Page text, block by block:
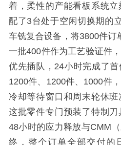
着，柔性的产能看板系统
配了3台处于空闲切换期的
车铣复合设备，将3800件订
一批400件作为工艺验证件
优先插队，24小时完成了
1200件、1200件、1000件
冷却等待窗口和周末轮休
这批零件专门预装了特制
48小时的应力释放与CMM
终，整个订单全部交付的